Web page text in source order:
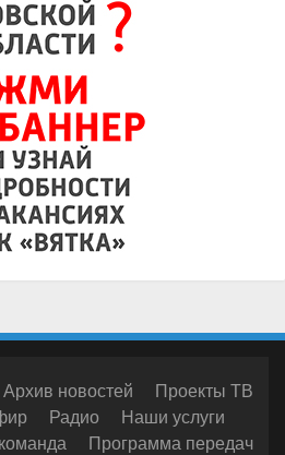
Архив новостей
Проекты ТВ
Радио
Наши услуги
Программа передач